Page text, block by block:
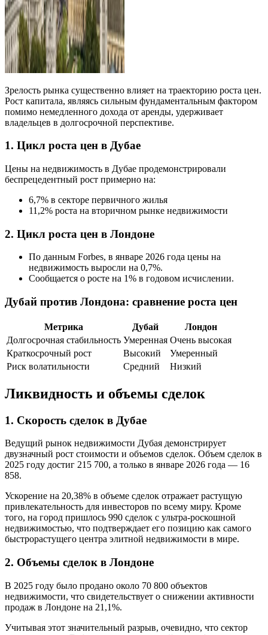
Зрелость рынка существенно влияет на траекторию роста цен.
Рост капитала, являясь сильным фундаментальным фактором
помимо немедленного дохода от аренды, удерживает
владельцев в долгосрочной перспективе.
1. Цикл роста цен в Дубае
Цены на недвижимость в Дубае продемонстрировали
беспрецедентный рост примерно на:
6,7% в секторе первичного жилья
11,2% роста на вторичном рынке недвижимости
2. Цикл роста цен в Лондоне
По данным Forbes, в январе 2026 года цены на
недвижимость выросли на 0,7%.
Сообщается о росте на 1% в годовом исчислении.
Дубай против Лондона: сравнение роста цен
Метрика Дубай
Лондон
Долгосрочная стабильность Умеренная Очень высокая
Краткосрочный рост
Высокий
Умеренный
Риск волатильности
Средний Низкий
Ликвидность и объемы сделок
1. Скорость сделок в Дубае
Ведущий рынок недвижимости Дубая демонстрирует
двузначный рост стоимости и объемов сделок. Объем сделок в
2025 году достиг 215 700, а только в январе 2026 года — 16
858.
Ускорение на 20,38% в объеме сделок отражает растущую
привлекательность для инвесторов по всему миру. Кроме
того, на город пришлось 990 сделок с ультра-роскошной
недвижимостью, что подтверждает его позицию как самого
быстрорастущего центра элитной недвижимости в мире.
2. Объемы сделок в Лондоне
В 2025 году было продано около 70 800 объектов
недвижимости, что свидетельствует о снижении активности
продаж в Лондоне на 21,1%.
Учитывая этот значительный разрыв, очевидно, что сектор